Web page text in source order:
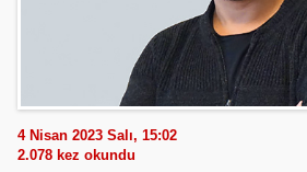
4 Nisan 2023 Salı, 15:02
2.078 kez okundu